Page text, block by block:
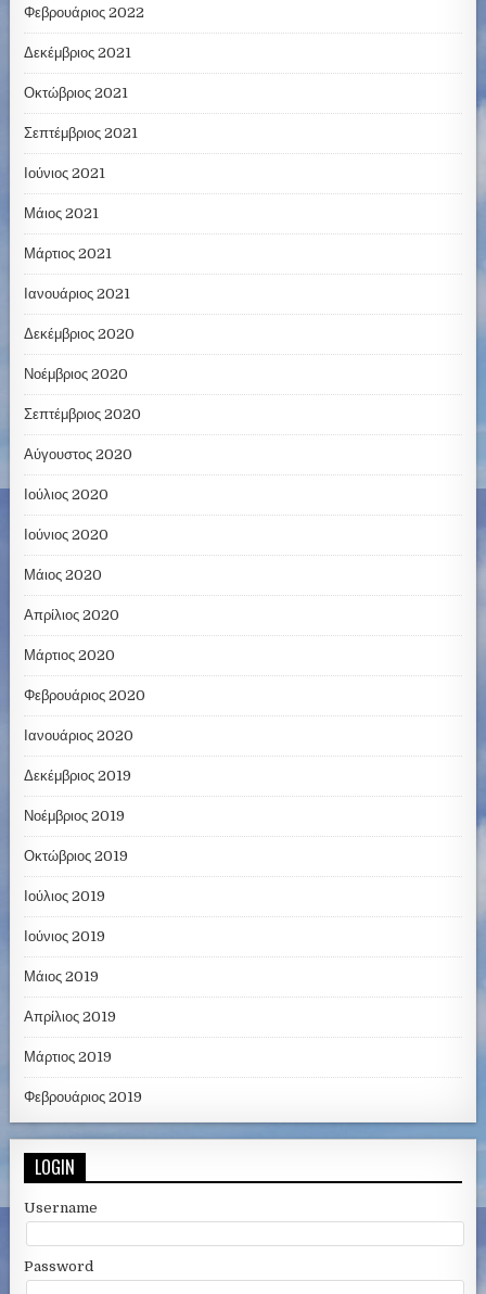
Φεβρουάριος 2022
Δεκέμβριος 2021
Οκτώβριος 2021
Σεπτέμβριος 2021
Ιούνιος 2021
Μάιος 2021
Μάρτιος 2021
Ιανουάριος 2021
Δεκέμβριος 2020
Νοέμβριος 2020
Σεπτέμβριος 2020
Αύγουστος 2020
Ιούλιος 2020
Ιούνιος 2020
Μάιος 2020
Απρίλιος 2020
Μάρτιος 2020
Φεβρουάριος 2020
Ιανουάριος 2020
Δεκέμβριος 2019
Νοέμβριος 2019
Οκτώβριος 2019
Ιούλιος 2019
Ιούνιος 2019
Μάιος 2019
Απρίλιος 2019
Μάρτιος 2019
Φεβρουάριος 2019
LOGIN
Username
Password